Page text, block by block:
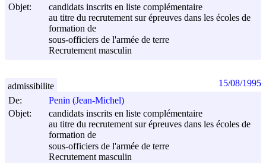
Objet:
candidats inscrits en liste complémentaire
au titre du recrutement sur épreuves dans les écoles de
formation de
sous-officiers de l'armée de terre
Recrutement masculin
De:
Penin (Jean-Michel)
Objet:
candidats inscrits en liste complémentaire
au titre du recrutement sur épreuves dans les écoles de
formation de
sous-officiers de l'armée de terre
Recrutement masculin
admissibilite 15/08/1995